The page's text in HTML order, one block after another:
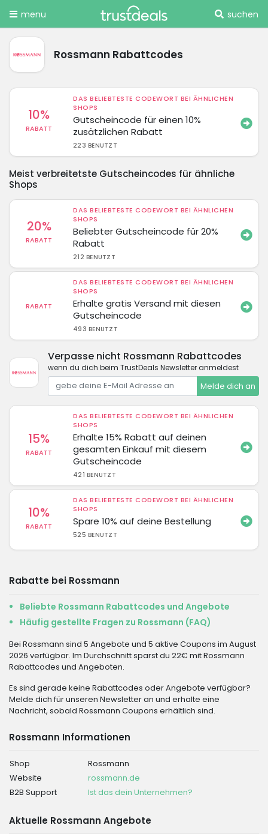
menu suchen
Rossmann Rabattcodes
10%
RABATT
DAS BELIEBTESTE CODEWORT BEI ÄHNLICHEN
SHOPS
Gutscheincode für einen 10%
zusätzlichen Rabatt
223 BENUTZT
Meist verbreitetste Gutscheincodes für ähnliche
Shops
20%
RABATT
DAS BELIEBTESTE CODEWORT BEI ÄHNLICHEN
SHOPS
Beliebter Gutscheincode für 20%
Rabatt
212 BENUTZT
RABATT
DAS BELIEBTESTE CODEWORT BEI ÄHNLICHEN
SHOPS
Erhalte gratis Versand mit diesen
Gutscheincode
493 BENUTZT
Verpasse nicht Rossmann Rabattcodes
wenn du dich beim TrustDeals Newsletter anmeldest
Melde dich an
15%
RABATT
DAS BELIEBTESTE CODEWORT BEI ÄHNLICHEN
SHOPS
Erhalte 15% Rabatt auf deinen
gesamten Einkauf mit diesem
Gutscheincode
421 BENUTZT
10%
RABATT
DAS BELIEBTESTE CODEWORT BEI ÄHNLICHEN
SHOPS
Spare 10% auf deine Bestellung
525 BENUTZT
Rabatte bei Rossmann
Beliebte Rossmann Rabattcodes und Angebote
Häufig gestellte Fragen zu Rossmann (FAQ)
Bei Rossmann sind 5 Angebote und 5 aktive Coupons im August
2026 verfügbar. Im Durchschnitt sparst du 22€ mit Rossmann
Rabattcodes und Angeboten.
Es sind gerade keine Rabattcodes oder Angebote verfügbar?
Melde dich für unseren Newsletter an und erhalte eine
Nachricht, sobald Rossmann Coupons erhältlich sind.
Rossmann Informationen
Shop
Rossmann
Website
rossmann.de
B2B Support
Ist das dein Unternehmen?
Aktuelle Rossmann Angebote